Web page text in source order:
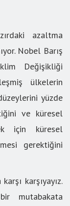
azaltma
Nobel Barış
Değişikliği
ülkelerin
yüzde
ve küresel
için küresel
gerektiğini
karşıyayız.
mutabakata